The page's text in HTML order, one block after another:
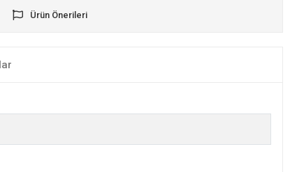
Ürün Önerileri